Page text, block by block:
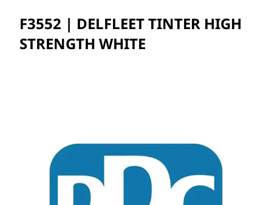
F3552 | DELFLEET TINTER HIGH
STRENGTH WHITE